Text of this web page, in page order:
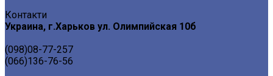
Контакти
Украина, г.Харьков ул. Олимпийская 10б
(098)08-77-257
(066)136-76-56